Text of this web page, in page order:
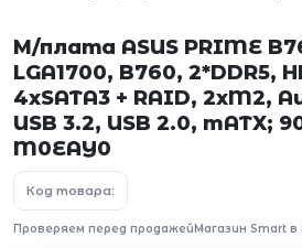
М/плата ASUS PRIME
LGA1700, B760, 2*DDR5,
4xSATA3 + RAID, 2xM2,
USB 3.2, USB 2.0, mATX;
M0EAY0
Код товара:
Проверяем перед продажейМагазин Smart